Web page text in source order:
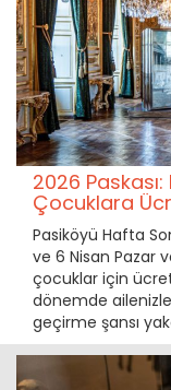
2026
Çocuklara
Pasiköyü Hafta
ve 6 Nisan Pazar
çocuklar için
dönemde
geçirme şansı